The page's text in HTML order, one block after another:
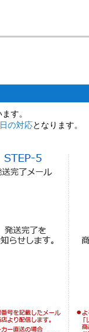
す。
の対応となります。